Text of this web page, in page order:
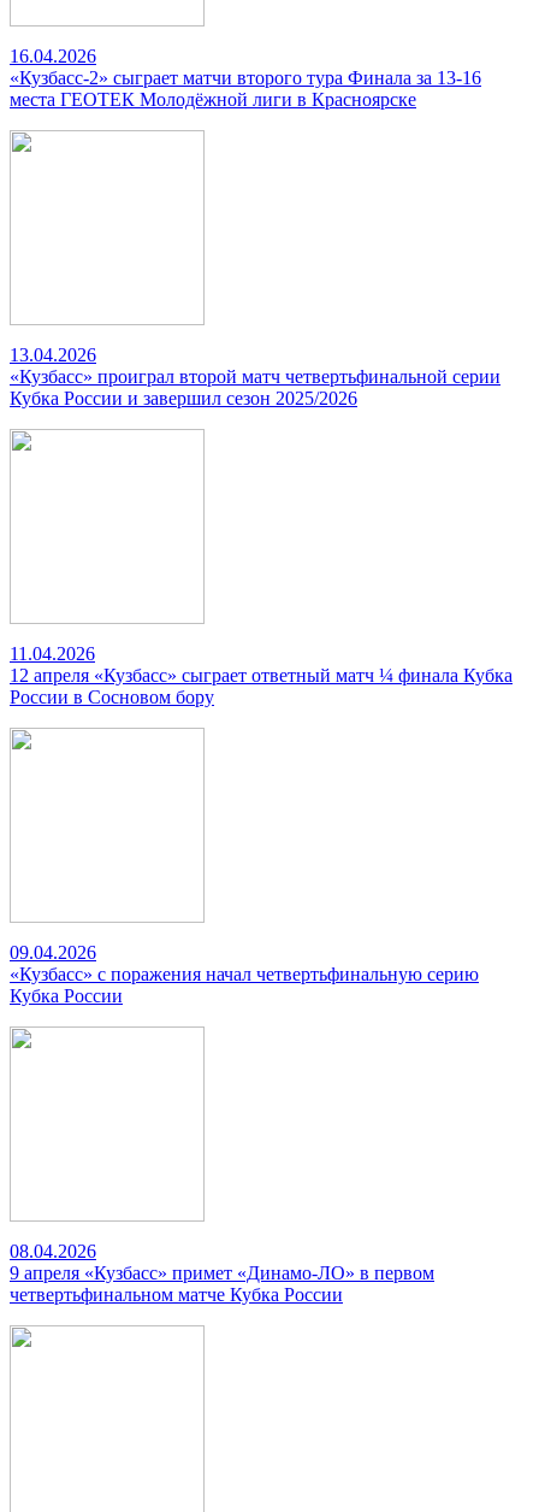
16.04.2026
«Кузбасс-2» сыграет матчи второго тура Финала за 13-16
места ГЕОТЕК Молодёжной лиги в Красноярске
13.04.2026
«Кузбасс» проиграл второй матч четвертьфинальной серии
Кубка России и завершил сезон 2025/2026
11.04.2026
12 апреля «Кузбасс» сыграет ответный матч ¼ финала Кубка
России в Сосновом бору
09.04.2026
«Кузбасс» с поражения начал четвертьфинальную серию
Кубка России
08.04.2026
9 апреля «Кузбасс» примет «Динамо-ЛО» в первом
четвертьфинальном матче Кубка России